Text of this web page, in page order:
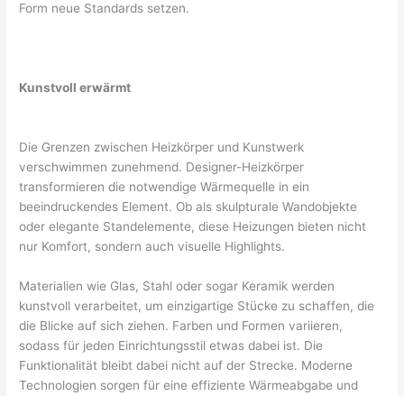
Form neue Standards setzen.
Kunstvoll erwärmt
Die Grenzen zwischen Heizkörper und Kunstwerk
verschwimmen zunehmend. Designer-Heizkörper
transformieren die notwendige Wärmequelle in ein
beeindruckendes Element. Ob als skulpturale Wandobjekte
oder elegante Standelemente, diese Heizungen bieten nicht
nur Komfort, sondern auch visuelle Highlights.
Materialien wie Glas, Stahl oder sogar Keramik werden
kunstvoll verarbeitet, um einzigartige Stücke zu schaffen, die
die Blicke auf sich ziehen. Farben und Formen variieren,
sodass für jeden Einrichtungsstil etwas dabei ist. Die
Funktionalität bleibt dabei nicht auf der Strecke. Moderne
Technologien sorgen für eine effiziente Wärmeabgabe und